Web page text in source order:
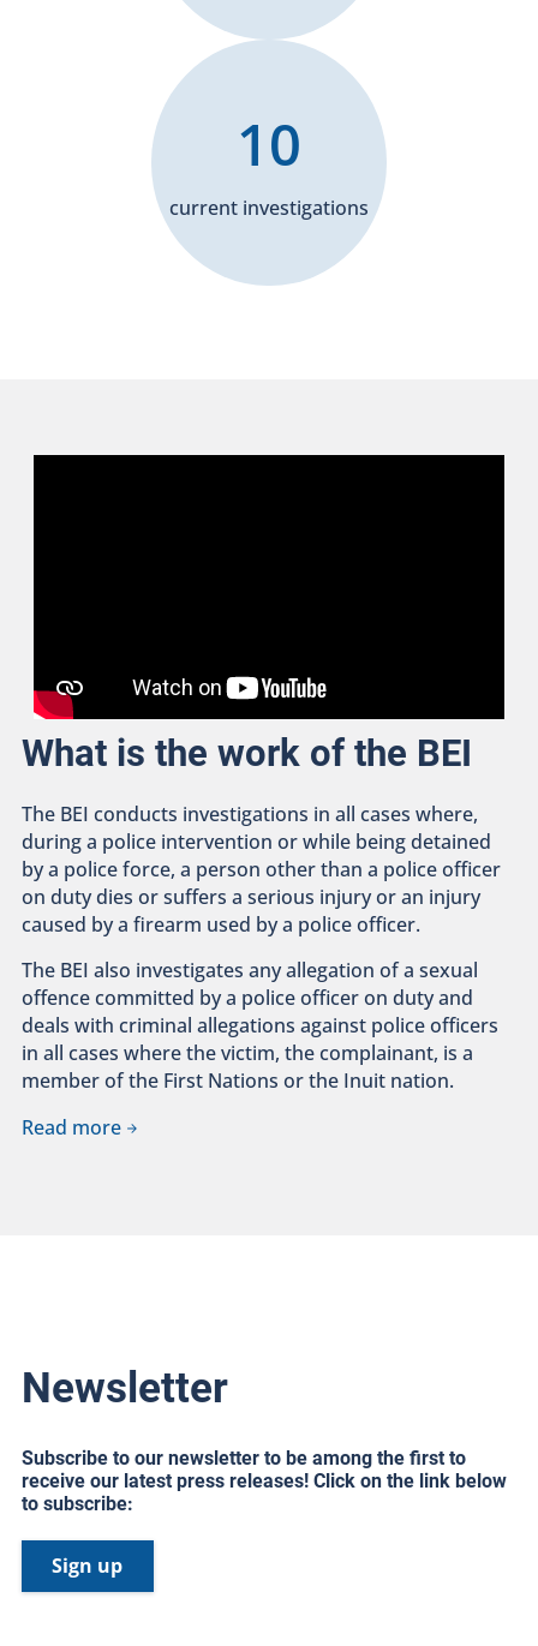
current investigations
10
What is the work of the BEI
The BEI conducts investigations in all cases where,
during a police intervention or while being detained
by a police force, a person other than a police officer
on duty dies or suffers a serious injury or an injury
caused by a firearm used by a police officer.
The BEI also investigates any allegation of a sexual
offence committed by a police officer on duty and
deals with criminal allegations against police officers
in all cases where the victim, the complainant, is a
member of the First Nations or the Inuit nation.
Read more
Newsletter
Subscribe to our newsletter to be among the first to
receive our latest press releases! Click on the link below
to subscribe:
Sign up